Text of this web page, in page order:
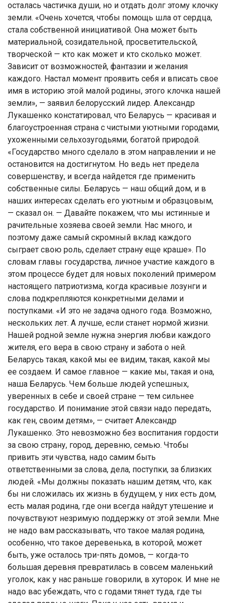
осталась частичка души, но и отдать долг этому клочку
земли. «Очень хочется, чтобы помощь шла от сердца,
стала собственной инициативой. Она может быть
материальной, созидательной, просветительской,
творческой — кто как может и кто сколько может.
Зависит от возможностей, фантазии и желания
каждого. Настал момент проявить себя и вписать свое
имя в историю этой малой родины, этого клочка нашей
земли», — заявил белорусский лидер. Александр
Лукашенко констатировал, что Беларусь — красивая и
благоустроенная страна с чистыми уютными городами,
ухоженными сельхозугодьями, богатой природой.
«Государство много сделало в этом направлении и не
остановится на достигнутом. Но ведь нет предела
совершенству, и всегда найдется где применить
собственные силы. Беларусь — наш общий дом, и в
наших интересах сделать его уютным и образцовым,
— сказал он. — Давайте покажем, что мы истинные и
рачительные хозяева своей земли. Нас много, и
поэтому даже самый скромный вклад каждого
сыграет свою роль, сделает страну еще краше». По
словам главы государства, личное участие каждого в
этом процессе будет для новых поколений примером
настоящего патриотизма, когда красивые лозунги и
слова подкрепляются конкретными делами и
поступками. «И это не задача одного года. Возможно,
нескольких лет. А лучше, если станет нормой жизни.
Нашей родной земле нужна энергия любви каждого
жителя, его вера в свою страну и забота о ней.
Беларусь такая, какой мы ее видим, такая, какой мы
ее создаем. И самое главное — какие мы, такая и она,
наша Беларусь. Чем больше людей успешных,
уверенных в себе и своей стране — тем сильнее
государство. И понимание этой связи надо передать,
как ген, своим детям», — считает Александр
Лукашенко. Это невозможно без воспитания гордости
за свою страну, город, деревню, семью. Чтобы
привить эти чувства, надо самим быть
ответственными за слова, дела, поступки, за близких
людей. «Мы должны показать нашим детям, что, как
бы ни сложилась их жизнь в будущем, у них есть дом,
есть малая родина, где они всегда найдут утешение и
почувствуют незримую поддержку от этой земли. Мне
не надо вам рассказывать, что такое малая родина,
особенно, что такое деревенька, в которой, может
быть, уже осталось три-пять домов, — когда-то
большая деревня превратилась в совсем маленький
уголок, как у нас раньше говорили, в хуторок. И мне не
надо вас убеждать, что с годами тянет туда, где ты